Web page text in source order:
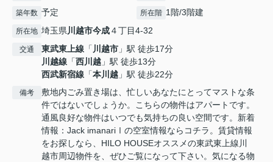
築年数 予定 所在階 1階/3階建
所在地 埼玉県川越市今成４丁目4-32
交通 東武東上線 「 川越市 」駅 徒歩17分
川越線 「西川越 」駅 徒歩13分
西武新宿線 「本川越 」駅 徒歩22分
備考
敷地内ごみ置き場は、忙しいあなたにとってマストな条
件ではないでしょうか。こちらの物件はアパートです。
通風良好な物件はいつでも気持ちの良い空間です。新着
情報：Jack imanariⅠの空室情報ならコチラ。賃貸情報
をお探しなら、HILO HOUSEオススメの東武東上線川
越市周辺物件を、ぜひご覧になって下さい。気になる物